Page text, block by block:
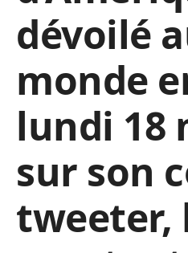
dévoilé
monde
lundi 18
sur son
tweeter,